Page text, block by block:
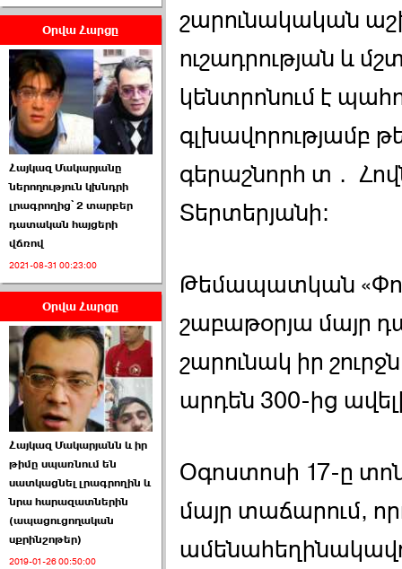
Ամենաշատը էսօրվանից
էի վախենում.Նիկոլայ
Եղիազարյան ›››
2026-07-05 23:19:00
ՏԵՍԱՆՅՈՒԹ․ Ի՞նչ
իրավիճակ է այս ›››
2026-07-04 10:40:00
Սահմանադրական
դատարանը մերժեց ›››
2026-07-02 00:39:00
Օրվա Հարցը
Հայկազ Մակարյանը
ներողություն կխնդրի
լրագրողից՝ 2 տարբեր
դատական հայցերի
վճռով
2021-08-31 00:23:00
Օրվա Հարցը
Հայկազ Մակարյանն և իր
թիմը սպառնում են
սատկացնել լրագրողին և
նրա հարազատներին
(ապացուցողական
սքրինշոթեր)
2019-01-26 00:50:00
շարունակական
ուշադրության և
կենտրոնում է
գլխավորությամբ
գերաշնորհ տ․
Տերտերյանի:
Թեմապատկան
շաբաթօրյա մայր
շարունակ իր
արդեն 300-ից
Օգոստոսի 17-ը
մայր տաճարում,